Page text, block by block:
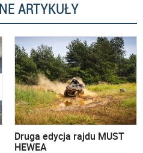
ARTYKUŁY
Druga edycja rajdu MUST
HEWEA